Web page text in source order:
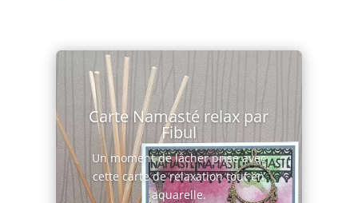
Carte Namasté relax par
Fibul
Un moment de lâcher prise avec
cette carte de relaxation tout en
aquarelle.